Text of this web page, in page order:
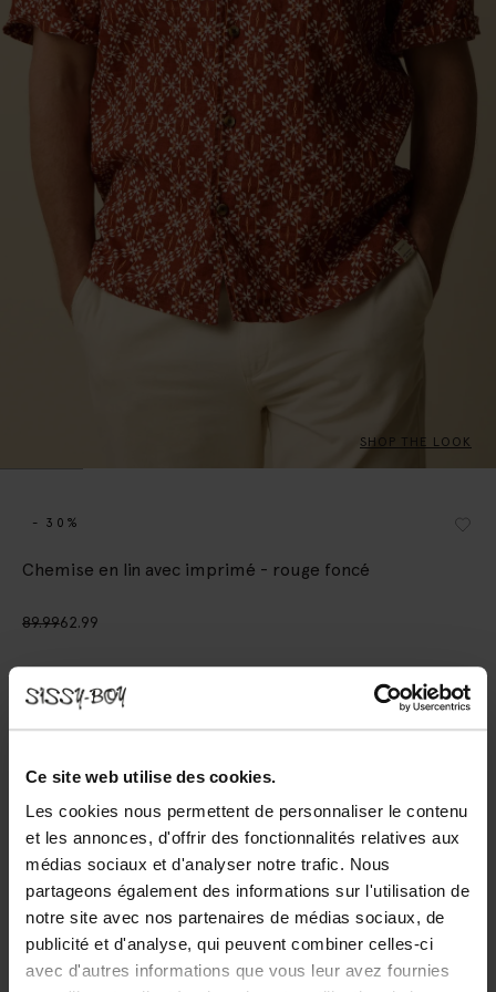
Ce site web utilise des cookies.
Les cookies nous permettent de personnaliser le contenu
et les annonces, d'offrir des fonctionnalités relatives aux
médias sociaux et d'analyser notre trafic. Nous
partageons également des informations sur l'utilisation de
notre site avec nos partenaires de médias sociaux, de
publicité et d'analyse, qui peuvent combiner celles-ci
avec d'autres informations que vous leur avez fournies
SHOP THE LOOK
- 30%
Chemise en lin avec imprimé - rouge foncé
89.9962.99
AJOUTER AU PANIER
Livraison rapide
Délai de rétractation de 14 jours
DESCRIPTION